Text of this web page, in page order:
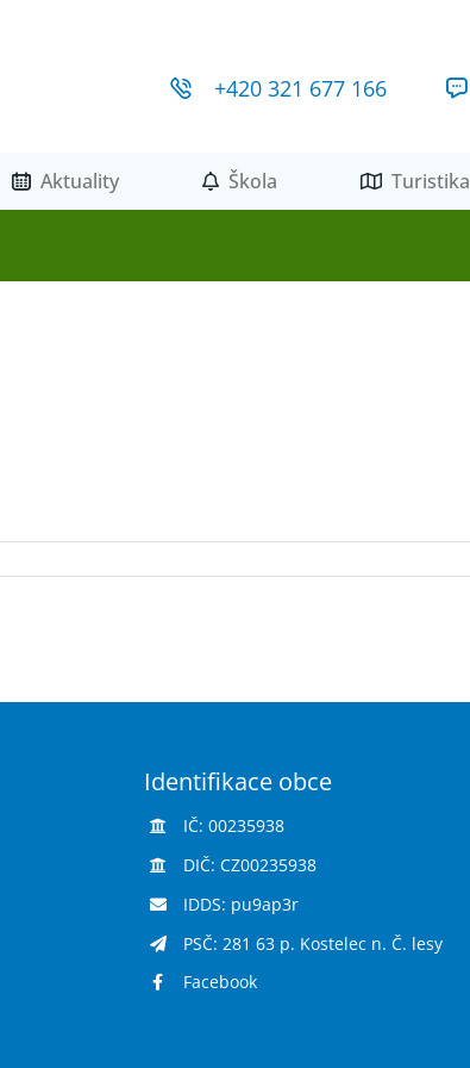
+420 321 677 166
Aktuality Škola Turistika
Identifikace obce
IČ: 00235938
DIČ: CZ00235938
IDDS: pu9ap3r
PSČ: 281 63 p. Kostelec n. Č. lesy
Facebook